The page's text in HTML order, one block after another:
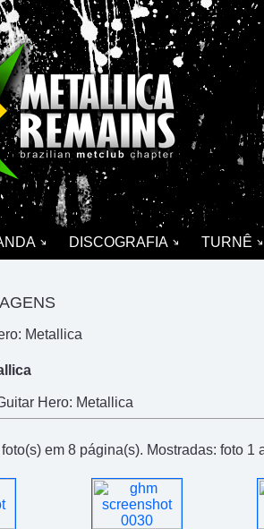
DISCOGRAFIA TURNÊ
Metallica
Hero: Metallica
em 8 página(s). Mostradas: foto 1